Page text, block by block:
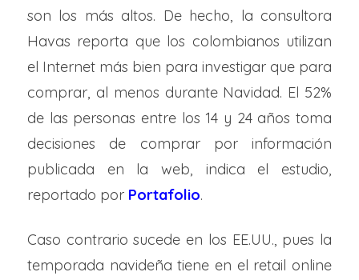
son los más altos. De hecho, la consultora
Havas reporta que los colombianos utilizan
el Internet más bien para investigar que para
comprar, al menos durante Navidad. El 52%
de las personas entre los 14 y 24 años toma
decisiones de comprar por información
publicada en la web, indica el estudio,
reportado por Portafolio.
Caso contrario sucede en los EE.UU., pues la
temporada navideña tiene en el retail online